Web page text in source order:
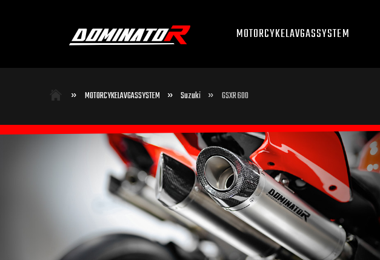
MOTORCYKELAVGASSYSTEM
» MOTORCYKELAVGASSYSTEM » Suzuki » GSXR 600